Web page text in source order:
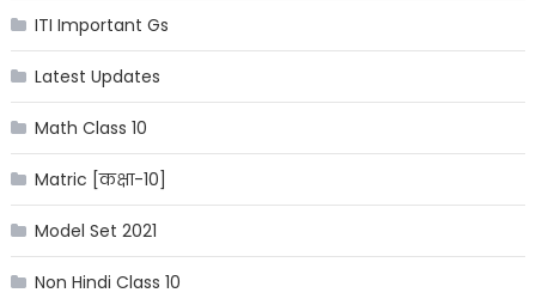
ITI Important Gs
Latest Updates
Math Class 10
Matric [कक्षा-10]
Model Set 2021
Non Hindi Class 10